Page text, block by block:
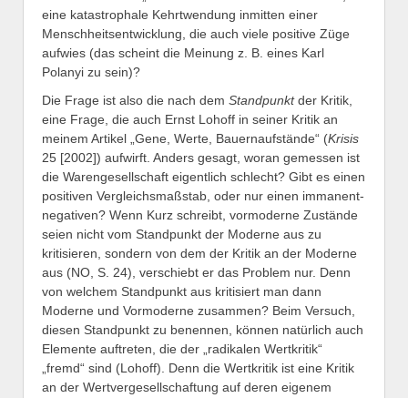
eine katastrophale Kehrtwendung inmitten einer
Menschheitsentwicklung, die auch viele positive Züge
aufwies (das scheint die Meinung z. B. eines Karl
Polanyi zu sein)?
Die Frage ist also die nach dem Standpunktder Kritik,
eine Frage, die auch Ernst Lohoff in seiner Kritik an
meinem Artikel „Gene, Werte, Bauernaufstände“ (Krisis
25 [2002]) aufwirft. Anders gesagt, woran gemessen ist
die Warengesellschaft eigentlich schlecht? Gibt es einen
positiven Vergleichsmaßstab, oder nur einen immanent-
negativen? Wenn Kurz schreibt, vormoderne Zustände
seien nicht vom Standpunkt der Moderne aus zu
kritisieren, sondern von dem der Kritik an der Moderne
aus (NO, S. 24), verschiebt er das Problem nur. Denn
von welchem Standpunkt aus kritisiert man dann
Moderne und Vormoderne zusammen? Beim Versuch,
diesen Standpunkt zu benennen, können natürlich auch
Elemente auftreten, die der „radikalen Wertkritik“
„fremd“ sind (Lohoff). Denn die Wertkritik ist eine Kritik
an der Wertvergesellschaftung auf deren eigenem